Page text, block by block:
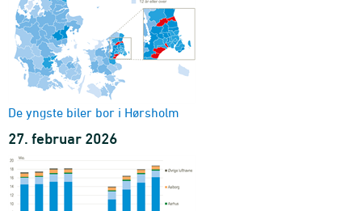
energieffektivitet, ejerforhold og drivmiddel
1997M07-2025M12
Nyregistrerede benzindrevne personbiler
kilometer pr. liter og ejerforhold
1997H2-2025H2 - Antal
Nyregistrerede dieseldrevne personbiler
1997H2-2025H2 - Antal
Biler og deres C02-udledning
enhed
1990-2024 - Indeks
De yngste biler bor i Hørsholm
27. februar 2026